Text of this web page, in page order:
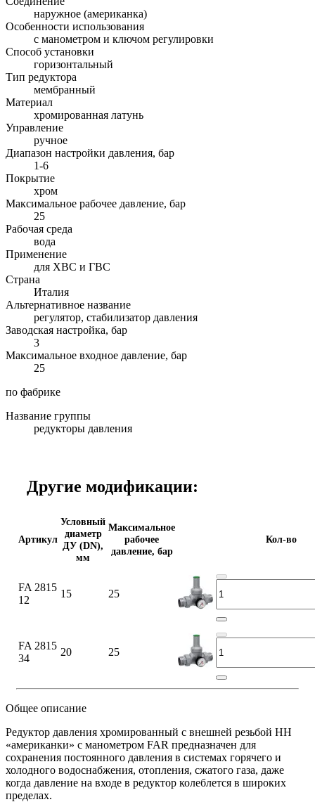
наружное (американка)
Особенности использования
с манометром и ключом регулировки
Способ установки
горизонтальный
Тип редуктора
мембранный
Материал
хромированная латунь
Управление
ручное
Диапазон настройки давления, бар
1-6
Покрытие
хром
Максимальное рабочее давление, бар
25
Рабочая среда
вода
Применение
для ХВС и ГВС
Страна
Италия
Альтернативное название
регулятор, стабилизатор давления
Заводская настройка, бар
3
Максимальное входное давление, бар
25
по фабрике
Название группы
редукторы давления
Другие модификации:
Артикул
Условный
диаметр
ДУ (DN),
мм
Максимальное
рабочее
давление, бар
Кол-во
FA 2815
12
15 25
FA 2815
34
20 25
Общее описание
Редуктор давления хромированный с внешней резьбой HH
«американки» с манометром FAR предназначен для
сохранения постоянного давления в системах горячего и
холодного водоснабжения, отопления, сжатого газа, даже
когда давление на входе в редуктор колеблется в широких
пределах.